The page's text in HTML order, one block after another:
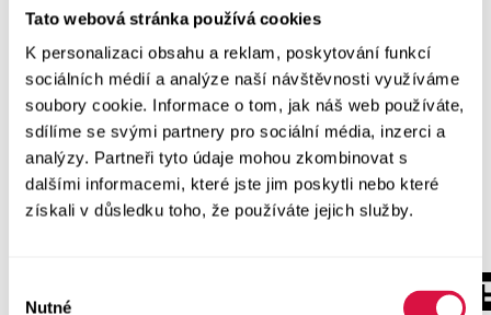
Tato webová stránka používá cookies
K personalizaci obsahu a reklam, poskytování funkcí
sociálních médií a analýze naší návštěvnosti využíváme
soubory cookie. Informace o tom, jak náš web používáte,
sdílíme se svými partnery pro sociální média, inzerci a
analýzy. Partneři tyto údaje mohou zkombinovat s
dalšími informacemi, které jste jim poskytli nebo které
získali v důsledku toho, že používáte jejich služby.
Nutné